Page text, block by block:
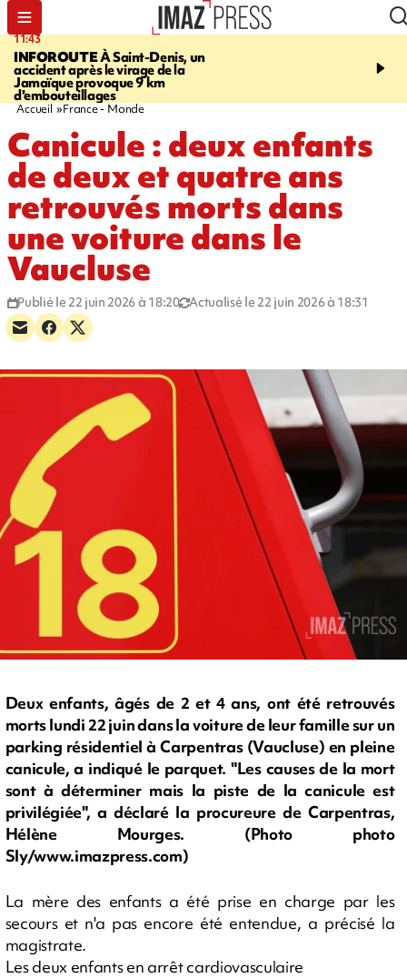
11:43
INFOROUTEÀ Saint-Denis, un
accident après le virage de la
Jamaïque provoque 9 km
d'embouteillages
16:35
gendarmes évacuent
Accueil France - Monde
Canicule : deux enfants
de deux et quatre ans
retrouvés morts dans
une voiture dans le
Vaucluse
Publié le 22 juin 2026 à 18:20 Actualisé le 22 juin 2026 à 18:31
Deux enfants, âgés de 2 et 4 ans, ont été retrouvés
morts lundi 22 juin dans la voiture de leur famille sur un
parking résidentiel à Carpentras (Vaucluse) en pleine
canicule, a indiqué le parquet. "Les causes de la mort
sont à déterminer mais la piste de la canicule est
privilégiée", a déclaré la procureure de Carpentras,
Hélène Mourges. (Photo photo
Sly/www.imazpress.com)
La mère des enfants a été prise en charge par les
secours et n'a pas encore été entendue, a précisé la
magistrate.
Les deux enfants en arrêt cardiovasculaire